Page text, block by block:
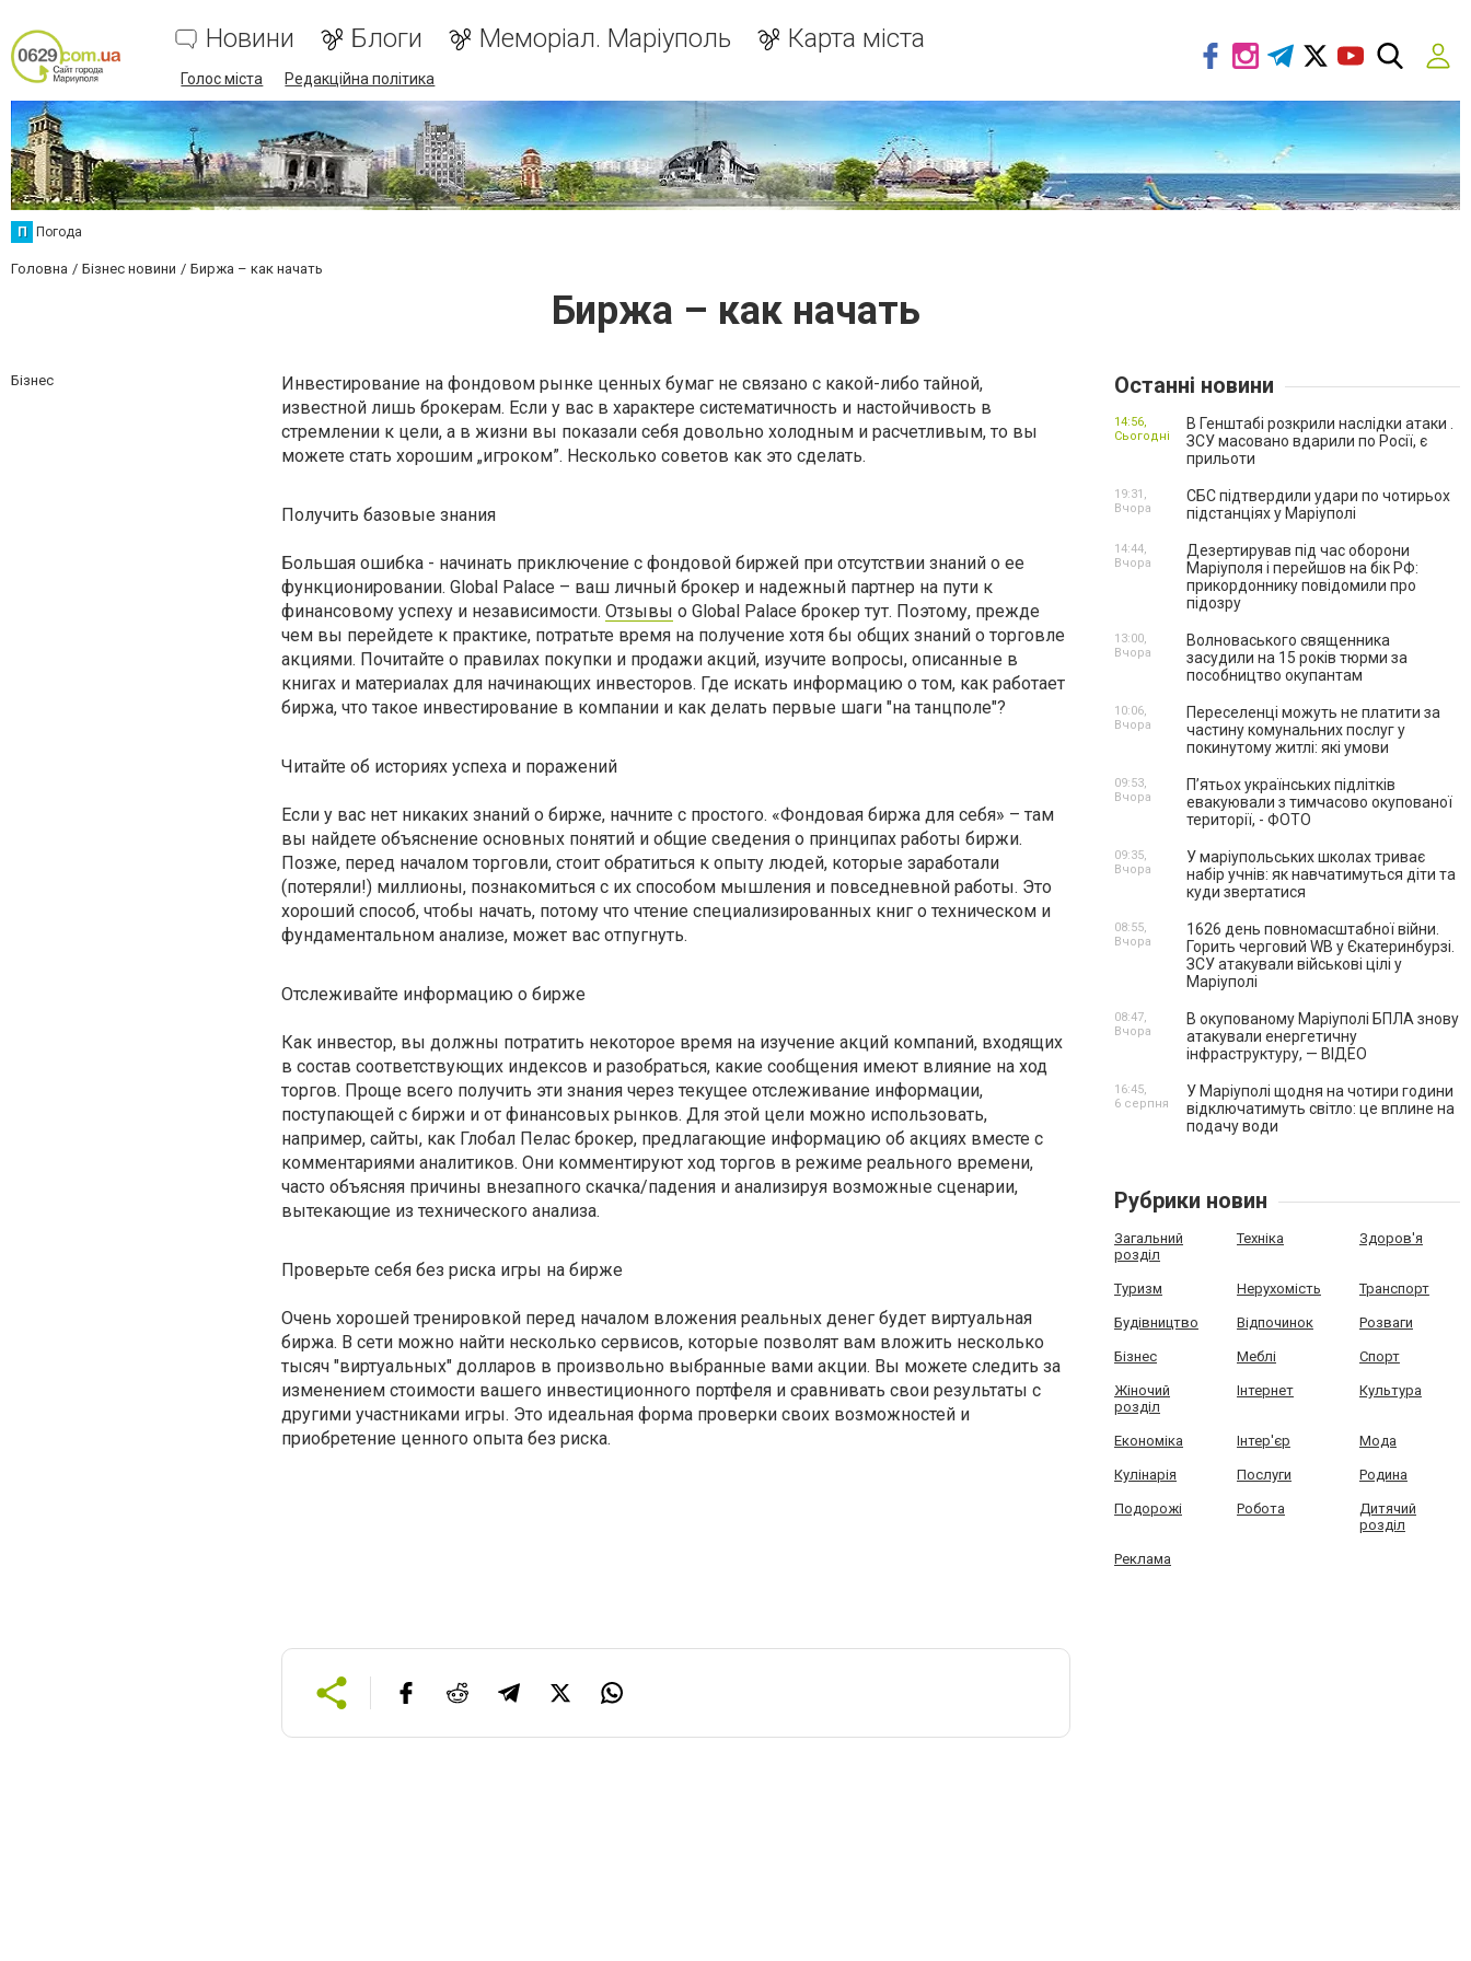
Новини Блоги Меморіал. Маріуполь Карта міста
Голос міста Редакційна політика
П Погода
Головна Бізнес новини Биржа – как начать
Биржа – как начать
Бізнес
Инвестирование на фондовом рынке ценных бумаг не связано с какой-либо тайной,
известной лишь брокерам. Если у вас в характере систематичность и настойчивость в
стремлении к цели, а в жизни вы показали себя довольно холодным и расчетливым, то вы
можете стать хорошим „игроком”. Несколько советов как это сделать.
Получить базовые знания
Большая ошибка - начинать приключение с фондовой биржей при отсутствии знаний о ее
функционировании. Global Palace – ваш личный брокер и надежный партнер на пути к
финансовому успеху и независимости. Отзывы о Global Palace брокер тут. Поэтому, прежде
чем вы перейдете к практике, потратьте время на получение хотя бы общих знаний о торговле
акциями. Почитайте о правилах покупки и продажи акций, изучите вопросы, описанные в
книгах и материалах для начинающих инвесторов. Где искать информацию о том, как работает
биржа, что такое инвестирование в компании и как делать первые шаги "на танцполе"?
Читайте об историях успеха и поражений
Если у вас нет никаких знаний о бирже, начните с простого. «Фондовая биржа для себя» – там
вы найдете объяснение основных понятий и общие сведения о принципах работы биржи.
Позже, перед началом торговли, стоит обратиться к опыту людей, которые заработали
(потеряли!) миллионы, познакомиться с их способом мышления и повседневной работы. Это
хороший способ, чтобы начать, потому что чтение специализированных книг о техническом и
фундаментальном анализе, может вас отпугнуть.
Отслеживайте информацию о бирже
Как инвестор, вы должны потратить некоторое время на изучение акций компаний, входящих
в состав соответствующих индексов и разобраться, какие сообщения имеют влияние на ход
торгов. Проще всего получить эти знания через текущее отслеживание информации,
поступающей с биржи и от финансовых рынков. Для этой цели можно использовать,
например, сайты, как Глобал Пелас брокер, предлагающие информацию об акциях вместе с
комментариями аналитиков. Они комментируют ход торгов в режиме реального времени,
часто объясняя причины внезапного скачка/падения и анализируя возможные сценарии,
вытекающие из технического анализа.
Проверьте себя без риска игры на бирже
Очень хорошей тренировкой перед началом вложения реальных денег будет виртуальная
биржа. В сети можно найти несколько сервисов, которые позволят вам вложить несколько
тысяч "виртуальных" долларов в произвольно выбранные вами акции. Вы можете следить за
изменением стоимости вашего инвестиционного портфеля и сравнивать свои результаты с
другими участниками игры. Это идеальная форма проверки своих возможностей и
приобретение ценного опыта без риска.
Останні новини
В Генштабі розкрили наслідки атаки .
ЗСУ масовано вдарили по Росії, є
прильоти
14:56,
Сьогодні
СБС підтвердили удари по чотирьох
підстанціях у Маріуполі
19:31,
Вчора
Дезертирував під час оборони
Маріуполя і перейшов на бік РФ:
прикордоннику повідомили про
підозру
14:44,
Вчора
Волноваського священника
засудили на 15 років тюрми за
пособництво окупантам
13:00,
Вчора
Переселенці можуть не платити за
частину комунальних послуг у
покинутому житлі: які умови
10:06,
Вчора
П’ятьох українських підлітків
евакуювали з тимчасово окупованої
території, - ФОТО
09:53,
Вчора
У маріупольських школах триває
набір учнів: як навчатимуться діти та
куди звертатися
09:35,
Вчора
1626 день повномасштабної війни.
Горить черговий WB у Єкатеринбурзі.
ЗСУ атакували військові цілі у
Маріуполі
08:55,
Вчора
В окупованому Маріуполі БПЛА знову
атакували енергетичну
інфраструктуру, — ВІДЕО
08:47,
Вчора
У Маріуполі щодня на чотири години
відключатимуть світло: це вплине на
подачу води
16:45,
6 серпня
Рубрики новин
Загальний
розділ
Техніка Здоров'я
Туризм Нерухомість Транспорт
Будівництво Відпочинок Розваги
Бізнес Меблі Спорт
Жіночий
розділ
Інтернет Культура
Економіка Інтер'єр Мода
Кулінарія Послуги Родина
Подорожі Робота
Дитячий
розділ
Реклама